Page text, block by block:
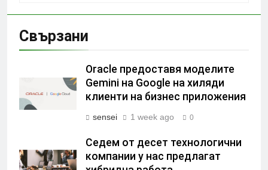
Свързани
Oracle предоставя моделите
Gemini на Google на хиляди
клиенти на бизнес приложения
sensei 1 week ago 0
Седем от десет технологични
компании у нас предлагат